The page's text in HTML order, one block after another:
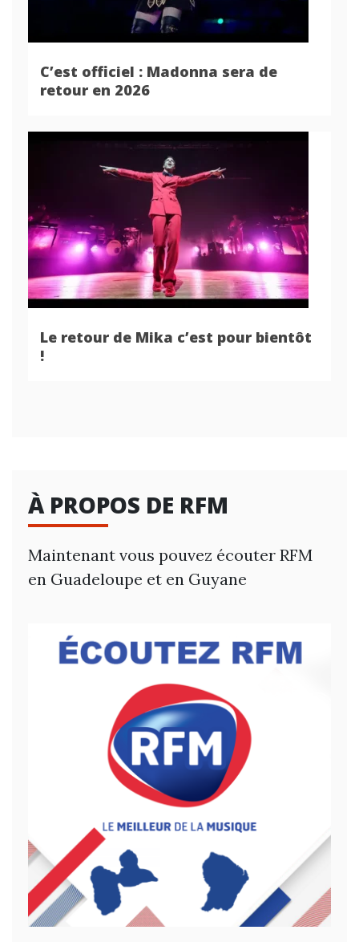
C’est officiel : Madonna sera de
retour en 2026
Le retour de Mika c’est pour bientôt
!
À PROPOS DE RFM
Maintenant vous pouvez écouter RFM
en Guadeloupe et en Guyane